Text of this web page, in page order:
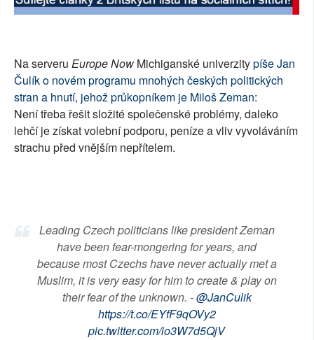
SOCIÁLNÍ SÍTĚ
PLNÁ VERZE STRÁNEK
Na serveru Europe Now Michiganské univerzitypíše Jan
Čulík o novém programu mnohých českých politických
stran a hnutí, jehož průkopníkem je Miloš Zeman:
Není třeba řešit složité společenské problémy, daleko
lehčí je získat volební podporu, peníze a vliv vyvoláváním
strachu před vnějším nepřítelem.
Leading Czech politicians like president Zeman
have been fear-mongering for years, and
because most Czechs have never actually met a
Muslim, it is very easy for him to create & play on
their fear of the unknown. -@JanCulik
https://t.co/EYfF9qOVy2
pic.twitter.com/io3W7d5QjV